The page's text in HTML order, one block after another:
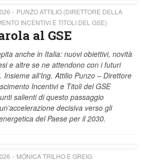
PUNZO ATTILIO (DIRETTORE DELLA
INCENTIVI E TITOLI DEL GSE)
al GSE
anche in Italia: nuovi obiettivi, novità
e altre se ne attendono con i futuri
all’Ing. Attilio Punzo – Direttore
Incentivi e Titoli del GSE
salienti di questo passaggio
decisiva verso gli
del Paese per il 2030.
MÓNICA TRILHO E GREIG